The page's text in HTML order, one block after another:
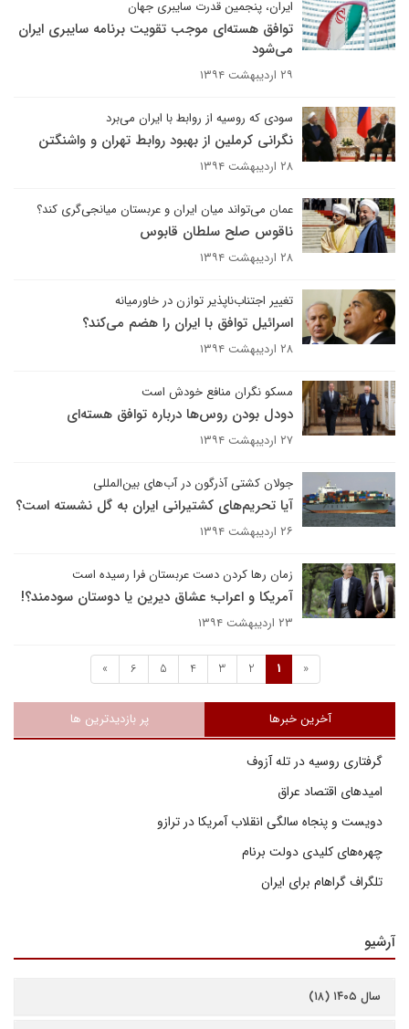
ایران، پنجمین قدرت سایبری جهان
توافق هسته‌ای موجب تقویت برنامه سایبری ایران
می‌شود
۲۹ اردیبهشت ۱۳۹۴
سودی که روسیه از روابط با ایران می‌برد
نگرانی کرملین از بهبود روابط تهران و واشنگتن
۲۸ اردیبهشت ۱۳۹۴
عمان می‌تواند میان ایران و عربستان میانجی‌گری کند؟
ناقوس صلح سلطان قابوس
۲۸ اردیبهشت ۱۳۹۴
تغییر اجتناب‌ناپذیر توازن در خاورمیانه
اسرائیل توافق با ایران را هضم می‌کند؟
۲۸ اردیبهشت ۱۳۹۴
مسکو نگران منافع خودش است
دودل بودن روس‌ها درباره توافق هسته‌ای
۲۷ اردیبهشت ۱۳۹۴
جولان کشتی آذرگون در آب‌های بین‌المللی
آیا تحریم‌های کشتیرانی ایران به گل نشسته است؟
۲۶ اردیبهشت ۱۳۹۴
زمان رها کردن دست عربستان فرا رسیده است
آمریکا و اعراب؛ عشاق دیرین یا دوستان سودمند؟!
۲۳ اردیبهشت ۱۳۹۴
«
1
2
3
4
5
6
»
آخرین خبرها پر بازدیدترین ها
گرفتاری روسیه در تله آزوف
امیدهای اقتصاد عراق
دویست و پنجاه سالگی انقلاب آمریکا در ترازو
چهره‌های کلیدی دولت برنام
تلگراف گراهام برای ایران
آرشیو
سال ۱۴۰۵ (۱۸)